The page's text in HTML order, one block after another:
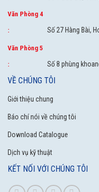
Văn Phòng 4
: Số 27 Hàng Bài,
Văn Phòng 5
: Số 8 phùng
VỀ CHÚNG TÔI
Giới thiệu chung
Báo chí nói về chúng tôi
Download Catalogue
Dịch vụ kỹ thuật
KẾT NỐI VỚI CHÚNG TÔI